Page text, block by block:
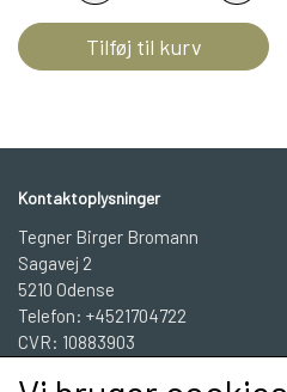
Tilføj til kurv
Kontaktoplysninger
Tegner Birger Bromann
Sagavej 2
5210 Odense
Telefon: +4521704722
CVR: 10883903